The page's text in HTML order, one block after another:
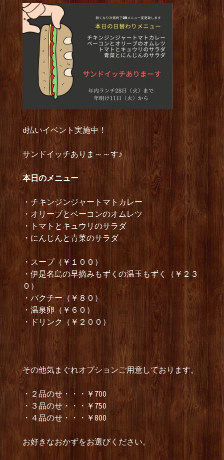
d払いイベント実施中！
サンドイッチありま～～す♪
本日のメニュー
・チキンジンジャートマトカレー
・オリーブとベーコンのオムレツ
・トマトとキュウリのサラダ
・にんじんと青菜のサラダ
・スープ（￥１００）
・伊是名島の早摘みもずくの温玉もずく（￥２３
０）
・パクチー（￥８０）
・温泉卵（￥６０）
・ドリンク（￥２００）
その他気まぐれオプションご用意しております。
・２品のせ・・・￥700
・３品のせ・・・￥750
・４品のせ・・・￥800
お好きなおかずをお選びください。